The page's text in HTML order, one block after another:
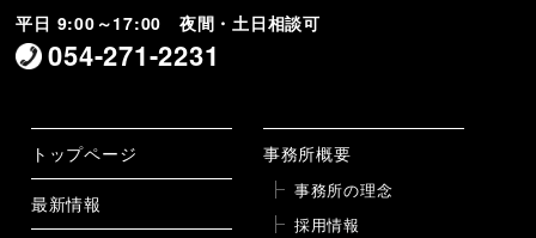
平日 9:00～17:00 夜間・土日相談可
054-271-2231
トップページ
最新情報
事務所概要
事務所の理念
採用情報